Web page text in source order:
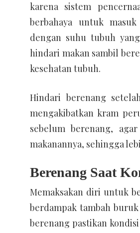
karena sistem
berbahaya untuk
dengan suhu tubuh
hindari makan sambil
kesehatan tubuh.
Hindari berenang
mengakibatkan kram
sebelum berenang,
makanannya, sehingga
Berenang Saat
Memaksakan diri untuk
berdampak tambah
berenang pastikan